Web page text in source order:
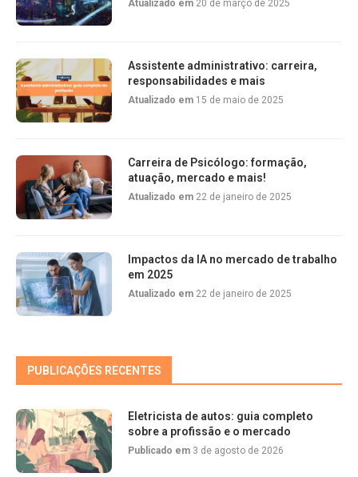
Atualizado em 20 de março de 2025
Assistente administrativo: carreira,
responsabilidades e mais
Atualizado em 15 de maio de 2025
Carreira de Psicólogo: formação,
atuação, mercado e mais!
Atualizado em 22 de janeiro de 2025
Impactos da IA no mercado de trabalho
em 2025
Atualizado em 22 de janeiro de 2025
PUBLICAÇÕES RECENTES
Eletricista de autos: guia completo
sobre a profissão e o mercado
Publicado em 3 de agosto de 2026